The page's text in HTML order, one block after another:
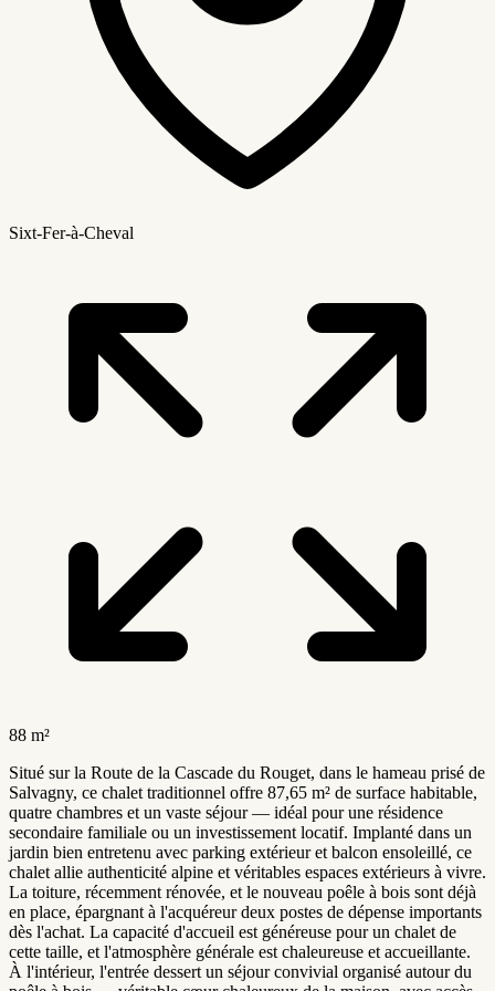
Sixt-Fer-à-Cheval
88 m²
Situé sur la Route de la Cascade du Rouget, dans le hameau prisé de
Salvagny, ce chalet traditionnel offre 87,65 m² de surface habitable,
quatre chambres et un vaste séjour — idéal pour une résidence
secondaire familiale ou un investissement locatif. Implanté dans un
jardin bien entretenu avec parking extérieur et balcon ensoleillé, ce
chalet allie authenticité alpine et véritables espaces extérieurs à vivre.
La toiture, récemment rénovée, et le nouveau poêle à bois sont déjà
en place, épargnant à l'acquéreur deux postes de dépense importants
dès l'achat. La capacité d'accueil est généreuse pour un chalet de
cette taille, et l'atmosphère générale est chaleureuse et accueillante.
À l'intérieur, l'entrée dessert un séjour convivial organisé autour du